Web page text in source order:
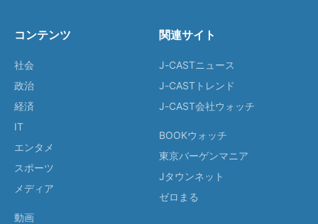
コンテンツ
社会
政治
経済
IT
エンタメ
スポーツ
メディア
動画
関連サイト
J-CASTニュース
J-CASTトレンド
J-CAST会社ウォッチ
BOOKウォッチ
東京バーゲンマニア
Jタウンネット
ゼロまる